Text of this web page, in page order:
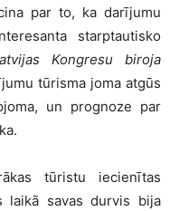
par to, ka darījumu
starptautisko
Kongresu biroja
tūrisma joma atgūs
un prognoze par
tūristu iecienītas
laikā savas durvis bija